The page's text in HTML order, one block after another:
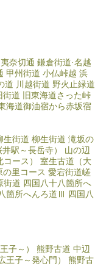
奈切通 鎌倉街道·名越
甲州街道 小仏峠越 浜
道 川越街道 野火止緑道
街道
旧東海道さった峠
海道御油宿から赤坂宿
生街道 柳生街道 滝坂の
駅～長岳寺）
山の辺
ース）
室生古道（大
の里コース 愛宕街道嵯
街道 四国八十八箇所へ
箇所へんろ道Ⅲ
四国八
子～）
熊野古道 中辺
子～発心門）
熊野古